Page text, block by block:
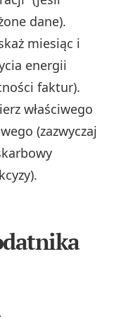
dane).
miesiąc i
energii
faktur).
właściwego
(zazwyczaj